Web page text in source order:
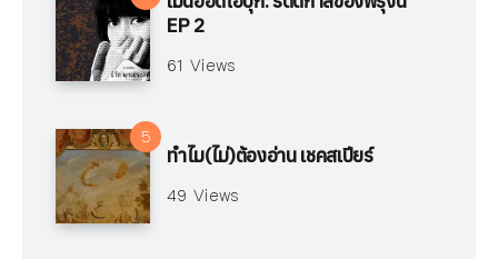
EP 2
61 Views
ทำไม(ไม่)ต้องอ่าน เชคสเปียร์
49 Views